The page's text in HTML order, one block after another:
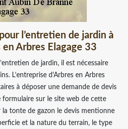
l’entretien de jardin à
en Arbres Elagage 33
de jardin, il est nécessaire
L’entreprise d'Arbres en Arbres
à déposer une demande de devis
sur le site web de cette
la tonte de gazon le devis mentionne
et la nature du terrain, le type